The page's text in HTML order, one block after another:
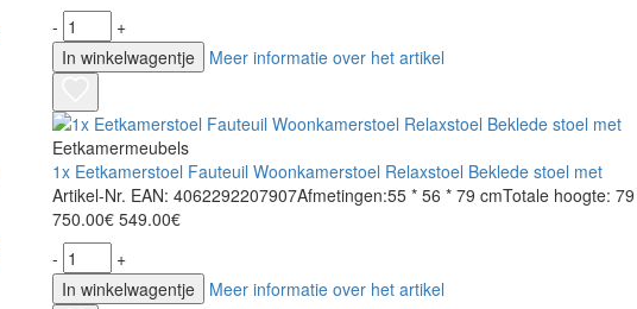
-
+
In winkelwagentje
Meer informatie over het artikel
Eetkamermeubels
1x Eetkamerstoel Fauteuil Woonkamerstoel Relaxstoel Beklede stoel met
Artikel-Nr. EAN: 4062292207907Afmetingen:55 * 56 * 79 cmTotale hoogte:
750.00€ 549.00€
-
+
In winkelwagentje
Meer informatie over het artikel